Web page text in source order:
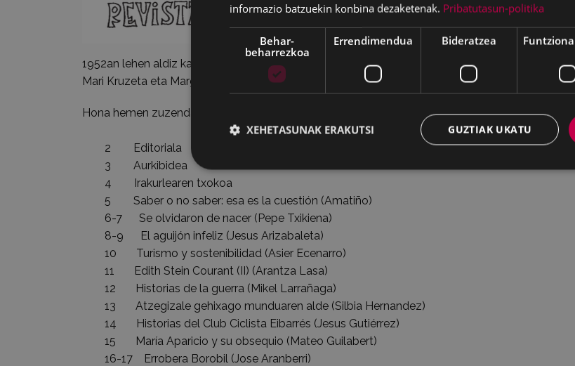
1952an lehen aldiz kaleratu zenetik Eibar aldizkariak hiru zuzendari izan ditu historian zehar:
Mari Kruzeta eta Margarita Olañeta.
Hona hemen zuzendariaren agurreko azken alearen ( ) aurkibide nagusia:
2 Editoriala
3 Aurkibidea
4 Irakurlearen txokoa
5 Saber o no saber: esa es la cuestión (Amatiño)
6-7 Se olvidaron de nacer (Pepe Txikiena)
8-9 El aguijón infeliz (Jesus Arizabaleta)
10 Turismo y sostenibilidad (Asier Ecenarro)
11 Edith Stein Courant (II) (Arantza Lasa)
12 Historias de la guerra (Mikel Larrañaga)
13 Atzegizale gehixago munduaren alde (Silbia Hernandez)
14 Historias del Club Ciclista Eibarrés (Jesus Gutiérrez)
15 María Aparicio y su obsequio (Mateo Guilabert)
16-17 Errobera Borobil (Jose Aranberri)
informazio batzuekin konbina dezaketenak. Pribatutasun-politika
Behar-
beharrezkoa
Errendimendua Bideratzea
GUZTIAK UKATU
XEHETASUNAK ERAKUTSI